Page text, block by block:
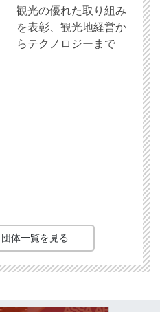
観光の優れた取り組み
を表彰、観光地経営か
らテクノロジーまで
体一覧を見る